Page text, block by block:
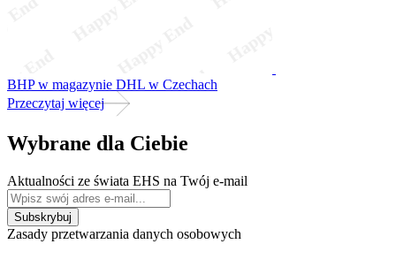
BHP w magazynie DHL w Czechach
Przeczytaj więcej
Wybrane dla Ciebie
Aktualności ze świata EHS na Twój e-mail
Zasady przetwarzania danych osobowych